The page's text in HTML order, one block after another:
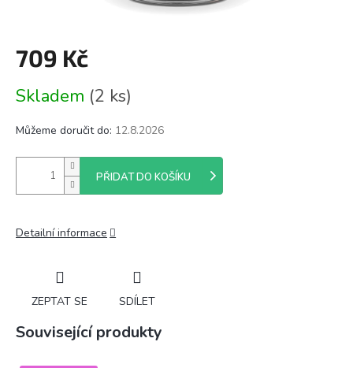
709 Kč
cena:
Skladem (2 ks)
Můžeme doručit do: 12.8.2026
PŘIDAT DO KOŠÍKU
Detailní informace
ZEPTAT SE SDÍLET
Související produkty